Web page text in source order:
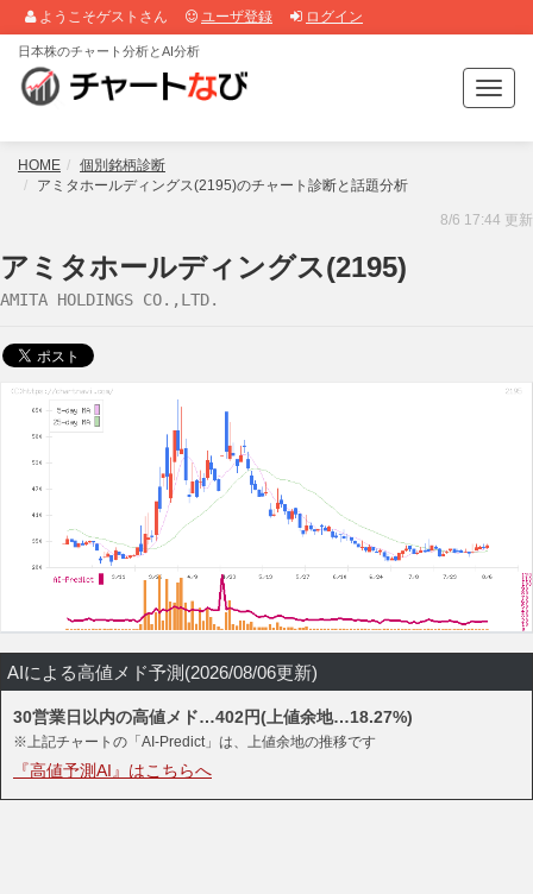
ようこそゲストさん ユーザ登録 ログイン
T
o
g
日本株のチャート分析とAI分析
HOME
個別銘柄診断
アミタホールディングス(2195)のチャート診断と話題分析
8/6 17:44 更新
アミタホールディングス(2195)
AMITA HOLDINGS CO.,LTD.
AIによる高値メド予測(2026/08/06更新)
30営業日以内の高値メド…402円(上値余地…18.27%)
※上記チャートの「AI-Predict」は、上値余地の推移です
『高値予測AI』はこちらへ